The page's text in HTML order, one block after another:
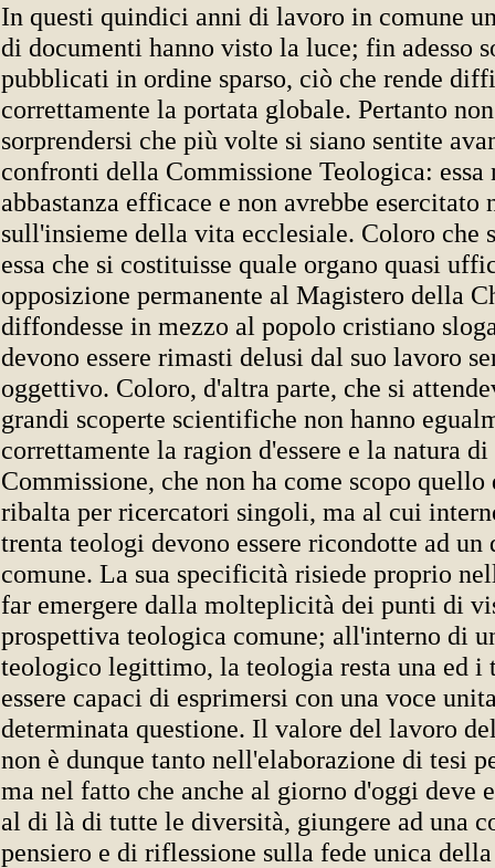
In questi quindici anni di lavoro in comune
di documenti hanno visto la luce; fin adesso
pubblicati in ordine sparso, ciò che rende
correttamente la portata globale. Pertanto
sorprendersi che più volte si siano sentite
confronti della Commissione Teologica: essa
abbastanza efficace e non avrebbe esercitato
sull'insieme della vita ecclesiale. Coloro che
essa che si costituisse quale organo quasi
opposizione permanente al Magistero della
diffondesse in mezzo al popolo cristiano
devono essere rimasti delusi dal suo lavoro
oggettivo. Coloro, d'altra parte, che si
grandi scoperte scientifiche non hanno
correttamente la ragion d'essere e la natura di
Commissione, che non ha come scopo
ribalta per ricercatori singoli, ma al cui
trenta teologi devono essere ricondotte ad un
comune. La sua specificità risiede proprio
far emergere dalla molteplicità dei punti di
prospettiva teologica comune; all'interno di
teologico legittimo, la teologia resta una ed i
essere capaci di esprimersi con una voce
determinata questione. Il valore del lavoro
non è dunque tanto nell'elaborazione di tesi
ma nel fatto che anche al giorno d'oggi deve
al di là di tutte le diversità, giungere ad una
pensiero e di riflessione sulla fede unica